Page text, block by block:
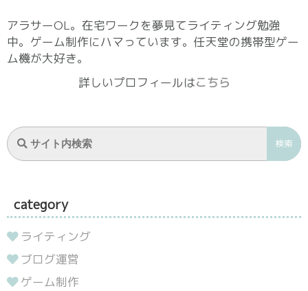
アラサーOL。在宅ワークを夢見てライティング勉強
中。ゲーム制作にハマっています。任天堂の携帯型ゲー
ム機が大好き。
詳しいプロフィールはこちら
category
ライティング
ブログ運営
ゲーム制作